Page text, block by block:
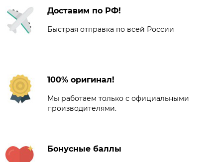
Доставим по РФ!
Быстрая отправка по всей России
100% оригинал!
Мы работаем только с официальными
производителями.
Бонусные баллы